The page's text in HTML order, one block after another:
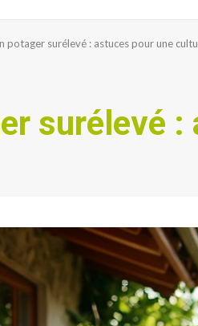
potager surélevé : astuces pour une
surélevé